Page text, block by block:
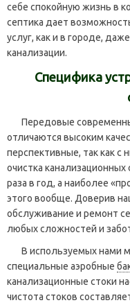
себе спокойную жизнь в
септика дает
услуг, как и в городе,
канализации.
Специфика
Передовые
отличаются высоким
перспективные, так как с
очистка канализационных
раза в год, а наиболее
этого вообще. Доверив
обслуживание и ремонт
любых сложностей и
В используемых нами
специальные аэробные
канализационные стоки
чистота стоков